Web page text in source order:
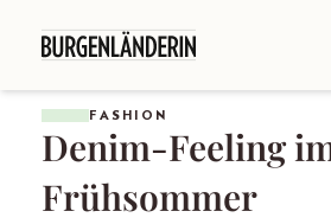
FASHION
Denim-Feeling
Frühsommer